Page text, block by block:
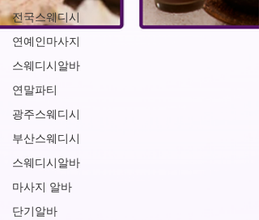
전국스웨디시
연예인마사지
스웨디시알바
연말파티
광주스웨디시
부산스웨디시
스웨디시알바
마사지 알바
단기알바